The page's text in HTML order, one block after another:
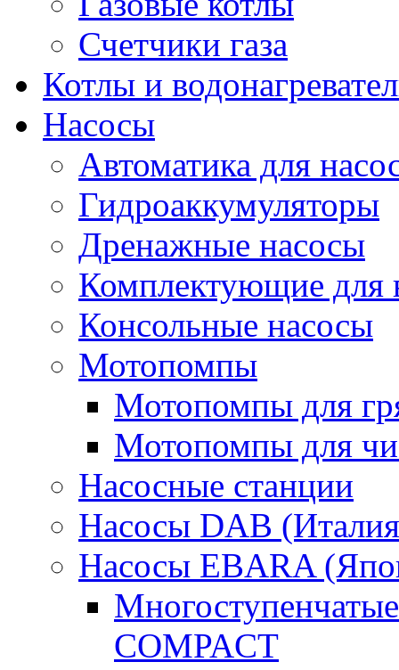
Счетчики газа
Котлы и
Насосы
Автоматика для
Гидроаккумуляторы
Дренажные насосы
Комплектующие для
Консольные насосы
Мотопомпы
Мотопомпы для
Мотопомпы для
Насосные станции
Насосы DAB
Насосы EBARA
COMPACT